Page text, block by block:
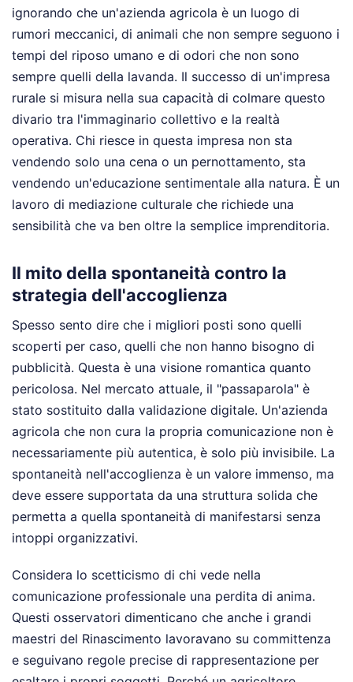
ignorando che un'azienda agricola è un luogo di
rumori meccanici, di animali che non sempre seguono i
tempi del riposo umano e di odori che non sono
sempre quelli della lavanda. Il successo di un'impresa
rurale si misura nella sua capacità di colmare questo
divario tra l'immaginario collettivo e la realtà
operativa. Chi riesce in questa impresa non sta
vendendo solo una cena o un pernottamento, sta
vendendo un'educazione sentimentale alla natura. È un
lavoro di mediazione culturale che richiede una
sensibilità che va ben oltre la semplice imprenditoria.
Il mito della spontaneità contro la
strategia dell'accoglienza
Spesso sento dire che i migliori posti sono quelli
scoperti per caso, quelli che non hanno bisogno di
pubblicità. Questa è una visione romantica quanto
pericolosa. Nel mercato attuale, il "passaparola" è
stato sostituito dalla validazione digitale. Un'azienda
agricola che non cura la propria comunicazione non è
necessariamente più autentica, è solo più invisibile. La
spontaneità nell'accoglienza è un valore immenso, ma
deve essere supportata da una struttura solida che
permetta a quella spontaneità di manifestarsi senza
intoppi organizzativi.
Considera lo scetticismo di chi vede nella
comunicazione professionale una perdita di anima.
Questi osservatori dimenticano che anche i grandi
maestri del Rinascimento lavoravano su committenza
e seguivano regole precise di rappresentazione per